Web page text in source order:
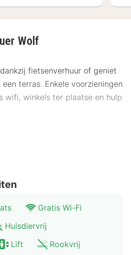
Wolf
fietsenverhuur of geniet
terras. Enkele voorzieningen
wifi, winkels ter plaatse en hulp
Grauer Wolf kunnen genieten
in een bar/lounge. Dagelijks
zijn een snelle
kranten in de lobby en een
Ter plaatse heb je
Gratis Wi-Fi
Huisdiervrij
Lift
Rookvrij